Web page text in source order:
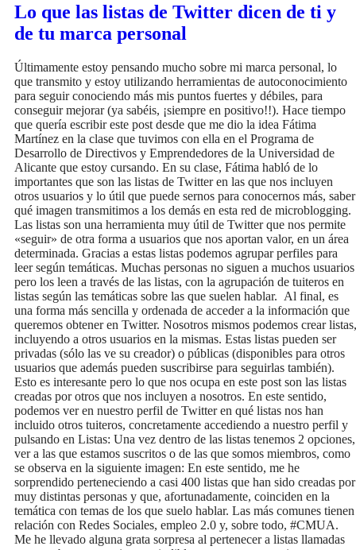
Lo que las listas de Twitter dicen de ti y
de tu marca personal
Últimamente estoy pensando mucho sobre mi marca personal, lo
que transmito y estoy utilizando herramientas de autoconocimiento
para seguir conociendo más mis puntos fuertes y débiles, para
conseguir mejorar (ya sabéis, ¡siempre en positivo!!). Hace tiempo
que quería escribir este post desde que me dio la idea Fátima
Martínez en la clase que tuvimos con ella en el Programa de
Desarrollo de Directivos y Emprendedores de la Universidad de
Alicante que estoy cursando. En su clase, Fátima habló de lo
importantes que son las listas de Twitter en las que nos incluyen
otros usuarios y lo útil que puede sernos para conocernos más, saber
qué imagen transmitimos a los demás en esta red de microblogging.
Las listas son una herramienta muy útil de Twitter que nos permite
«seguir» de otra forma a usuarios que nos aportan valor, en un área
determinada. Gracias a estas listas podemos agrupar perfiles para
leer según temáticas. Muchas personas no siguen a muchos usuarios
pero los leen a través de las listas, con la agrupación de tuiteros en
listas según las temáticas sobre las que suelen hablar. Al final, es
una forma más sencilla y ordenada de acceder a la información que
queremos obtener en Twitter. Nosotros mismos podemos crear listas,
incluyendo a otros usuarios en la mismas. Estas listas pueden ser
privadas (sólo las ve su creador) o públicas (disponibles para otros
usuarios que además pueden suscribirse para seguirlas también).
Esto es interesante pero lo que nos ocupa en este post son las listas
creadas por otros que nos incluyen a nosotros. En este sentido,
podemos ver en nuestro perfil de Twitter en qué listas nos han
incluido otros tuiteros, concretamente accediendo a nuestro perfil y
pulsando en Listas: Una vez dentro de las listas tenemos 2 opciones,
ver a las que estamos suscritos o de las que somos miembros, como
se observa en la siguiente imagen: En este sentido, me he
sorprendido perteneciendo a casi 400 listas que han sido creadas por
muy distintas personas y que, afortunadamente, coinciden en la
temática con temas de los que suelo hablar. Las más comunes tienen
relación con Redes Sociales, empleo 2.0 y, sobre todo, #CMUA.
Me he llevado alguna grata sorpresa al pertenecer a listas llamadas